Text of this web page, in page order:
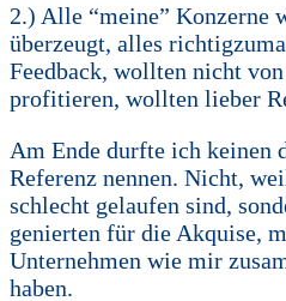
2.) Alle “meine” Konzerne
überzeugt, alles
Feedback, wollten nicht
profitieren, wollten lieber
Am Ende durfte ich keinen
Referenz nennen. Nicht,
schlecht gelaufen sind,
genierten für die Akquise,
Unternehmen wie mir
haben.